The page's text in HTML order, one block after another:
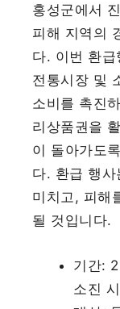
홍성군에서
피해 지역의
다. 이번 환급
전통시장 및
소비를 촉진
리상품권을
이 돌아가도
다. 환급 행
미치고, 피해
될 것입니다.
기간:
소진